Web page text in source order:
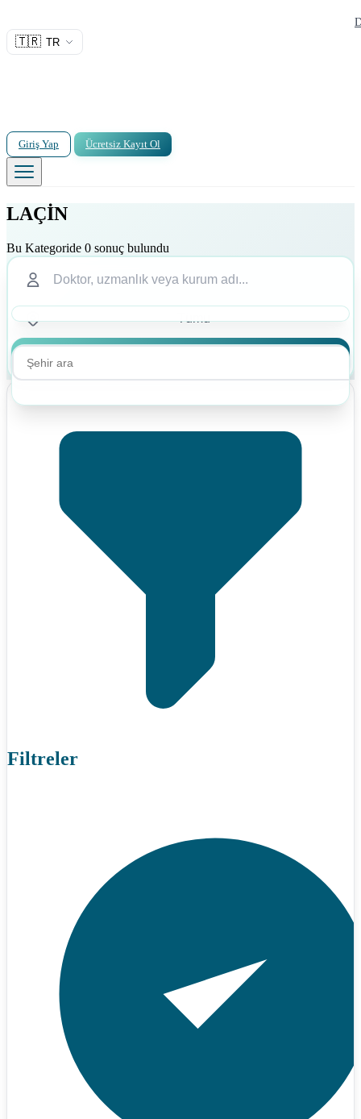
🇹🇷 TR
Giriş Yap Ücretsiz Kayıt Ol
LAÇİN
Bu Kategoride 0 sonuç bulundu
Filtreler